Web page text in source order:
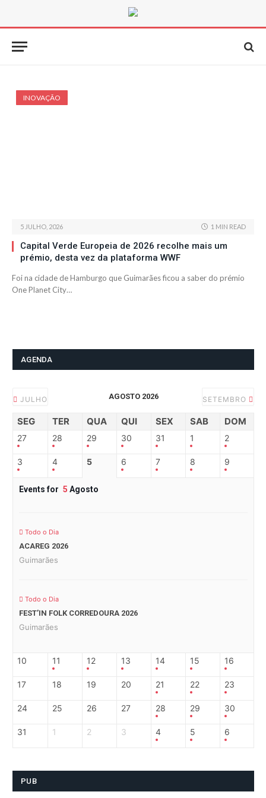
INOVAÇÃO
5 JULHO, 2026 1 MIN READ
Capital Verde Europeia de 2026 recolhe mais um
prémio, desta vez da plataforma WWF
Foi na cidade de Hamburgo que Guimarães ficou a saber do prémio
One Planet City…
AGENDA
JULHO AGOSTO 2026 SETEMBRO
SEG TER QUA QUI SEX SAB DOM
27 28 29 30 31 1 2
3 4 5 6 7 8 9
Events for 5 Agosto
Todo o Dia
ACAREG 2026
Guimarães
Todo o Dia
FEST’IN FOLK CORREDOURA 2026
Guimarães
10 11 12 13 14 15 16
17 18 19 20 21 22 23
24 25 26 27 28 29 30
31 1 2 3 4 5 6
PUB